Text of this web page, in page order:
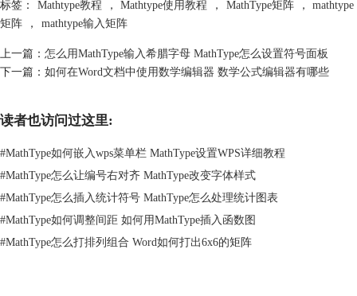
3、选中编辑框中的全部内容，选择工具栏中【括号】模板中的【方括
号】类型，这样一个简单的对角矩阵就制作完成了。
标签： Mathtype教程 ， Mathtype使用教程 ， MathType矩阵 ，
mathtype
矩阵
， mathtype输入矩阵
上一篇： 怎么用MathType输入希腊字母 MathType怎么设置符号面板
下一篇： 如何在Word文档中使用数学编辑器 数学公式编辑器有哪些
读者也访问过这里:
#MathType如何嵌入wps菜单栏 MathType设置WPS详细教程
#MathType怎么让编号右对齐 MathType改变字体样式
#MathType怎么插入统计符号 MathType怎么处理统计图表
#MathType如何调整间距 如何用MathType插入函数图
#MathType怎么打排列组合 Word如何打出6x6的矩阵